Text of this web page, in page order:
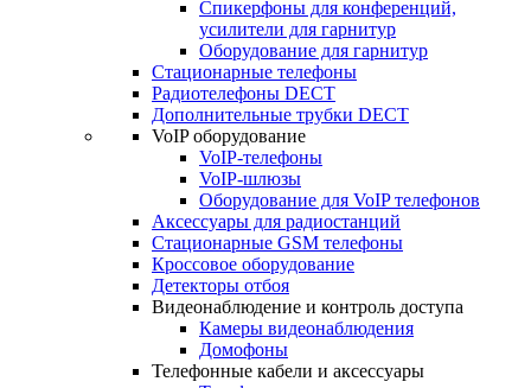
Cпикерфоны для конференций,
усилители для гарнитур
Оборудование для гарнитур
Стационарные телефоны
Радиотелефоны DECT
Дополнительные трубки DECT
VoIP оборудование
VoIP-телефоны
VoIP-шлюзы
Оборудование для VoIP телефонов
Аксессуары для радиостанций
Стационарные GSM телефоны
Кроссовое оборудование
Детекторы отбоя
Видеонаблюдение и контроль доступа
Камеры видеонаблюдения
Домофоны
Телефонные кабели и аксессуары